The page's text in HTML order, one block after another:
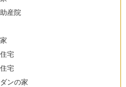
産院
宅
宅
ンの家